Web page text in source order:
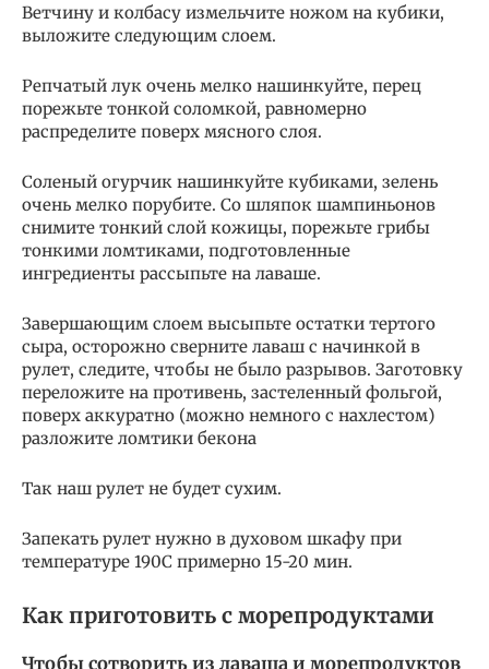
Ветчину и колбасу измельчите ножом на кубики,
выложите следующим слоем.
Репчатый лук очень мелко нашинкуйте, перец
порежьте тонкой соломкой, равномерно
распределите поверх мясного слоя.
Соленый огурчик нашинкуйте кубиками, зелень
очень мелко порубите. Со шляпок шампиньонов
снимите тонкий слой кожицы, порежьте грибы
тонкими ломтиками, подготовленные
ингредиенты рассыпьте на лаваше.
Завершающим слоем высыпьте остатки тертого
сыра, осторожно сверните лаваш с начинкой в
рулет, следите, чтобы не было разрывов. Заготовку
переложите на противень, застеленный фольгой,
поверх аккуратно (можно немного с нахлестом)
разложите ломтики бекона
Так наш рулет не будет сухим.
Запекать рулет нужно в духовом шкафу при
температуре 190С примерно 15-20 мин.
Как приготовить с морепродуктами
Чтобы сотворить из лаваша и морепродуктов